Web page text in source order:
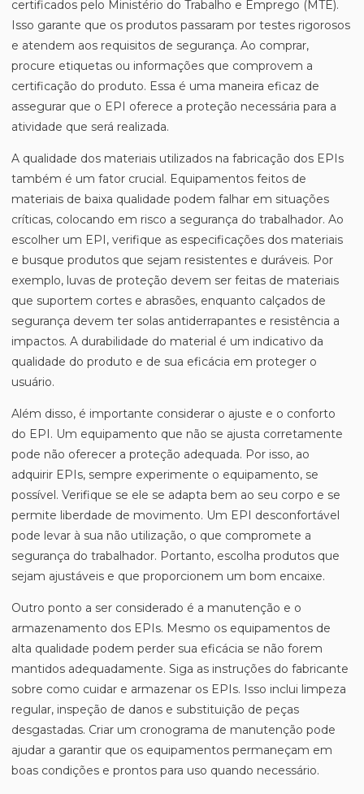
certificados pelo Ministério do Trabalho e Emprego (MTE).
Isso garante que os produtos passaram por testes rigorosos
e atendem aos requisitos de segurança. Ao comprar,
procure etiquetas ou informações que comprovem a
certificação do produto. Essa é uma maneira eficaz de
assegurar que o EPI oferece a proteção necessária para a
atividade que será realizada.
A qualidade dos materiais utilizados na fabricação dos EPIs
também é um fator crucial. Equipamentos feitos de
materiais de baixa qualidade podem falhar em situações
críticas, colocando em risco a segurança do trabalhador. Ao
escolher um EPI, verifique as especificações dos materiais
e busque produtos que sejam resistentes e duráveis. Por
exemplo, luvas de proteção devem ser feitas de materiais
que suportem cortes e abrasões, enquanto calçados de
segurança devem ter solas antiderrapantes e resistência a
impactos. A durabilidade do material é um indicativo da
qualidade do produto e de sua eficácia em proteger o
usuário.
Além disso, é importante considerar o ajuste e o conforto
do EPI. Um equipamento que não se ajusta corretamente
pode não oferecer a proteção adequada. Por isso, ao
adquirir EPIs, sempre experimente o equipamento, se
possível. Verifique se ele se adapta bem ao seu corpo e se
permite liberdade de movimento. Um EPI desconfortável
pode levar à sua não utilização, o que compromete a
segurança do trabalhador. Portanto, escolha produtos que
sejam ajustáveis e que proporcionem um bom encaixe.
Outro ponto a ser considerado é a manutenção e o
armazenamento dos EPIs. Mesmo os equipamentos de
alta qualidade podem perder sua eficácia se não forem
mantidos adequadamente. Siga as instruções do fabricante
sobre como cuidar e armazenar os EPIs. Isso inclui limpeza
regular, inspeção de danos e substituição de peças
desgastadas. Criar um cronograma de manutenção pode
ajudar a garantir que os equipamentos permaneçam em
boas condições e prontos para uso quando necessário.